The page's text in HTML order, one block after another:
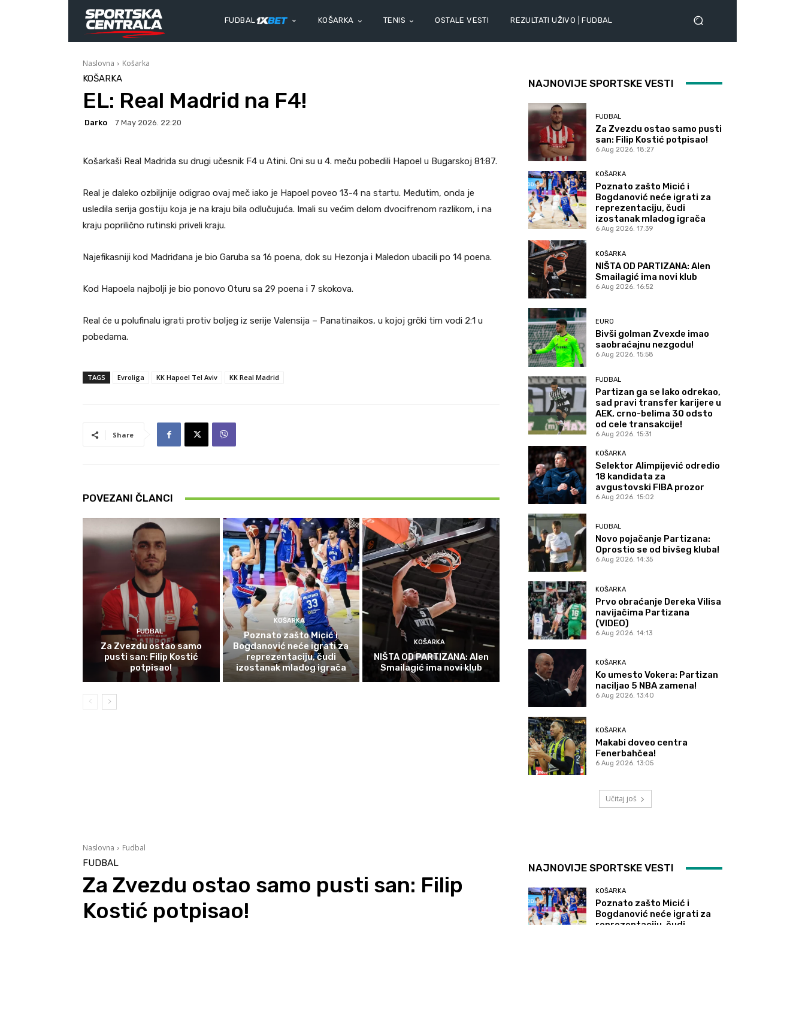
FUDBAL KOŠARKA TENIS OSTALE VESTI REZULTATI UŽIVO | FUDBAL
Naslovna Košarka
KOŠARKA
EL: Real Madrid na F4!
Darko 7 May 2026. 22:20
Košarkaši Real Madrida su drugi učesnik F4 u Atini. Oni su u 4. meču pobedili Hapoel u Bugarskoj 81:87.
Real je daleko ozbiljnije odigrao ovaj meč iako je Hapoel poveo 13-4 na startu. Međutim, onda je
usledila serija gostiju koja je na kraju bila odlučujuća. Imali su većim delom dvocifrenom razlikom, i na
kraju poprilično rutinski priveli kraju.
Najefikasniji kod Madriđana je bio Garuba sa 16 poena, dok su Hezonja i Maledon ubacili po 14 poena.
Kod Hapoela najbolji je bio ponovo Oturu sa 29 poena i 7 skokova.
Real će u polufinalu igrati protiv boljeg iz serije Valensija – Panatinaikos, u kojoj grčki tim vodi 2:1 u
pobedama.
TAGS Evroliga KK Hapoel Tel Aviv KK Real Madrid
Share
POVEZANI ČLANCI
FUDBAL
Za Zvezdu ostao samo
pusti san: Filip Kostić
potpisao!
KOŠARKA
Poznato zašto Micić i
Bogdanović neće igrati za
reprezentaciju, čudi
izostanak mladog igrača
KOŠARKA
NIŠTA OD PARTIZANA: Alen
Smailagić ima novi klub
NAJNOVIJE SPORTSKE VESTI
FUDBAL
Za Zvezdu ostao samo pusti
san: Filip Kostić potpisao!
6 Aug 2026. 18:27
KOŠARKA
Poznato zašto Micić i
Bogdanović neće igrati za
reprezentaciju, čudi
izostanak mladog igrača
6 Aug 2026. 17:39
KOŠARKA
NIŠTA OD PARTIZANA: Alen
Smailagić ima novi klub
6 Aug 2026. 16:52
EURO
Bivši golman Zvexde imao
saobraćajnu nezgodu!
6 Aug 2026. 15:58
FUDBAL
Partizan ga se lako odrekao,
sad pravi transfer karijere u
AEK, crno-belima 30 odsto
od cele transakcije!
6 Aug 2026. 15:31
KOŠARKA
Selektor Alimpijević odredio
18 kandidata za
avgustovski FIBA prozor
6 Aug 2026. 15:02
FUDBAL
Novo pojačanje Partizana:
Oprostio se od bivšeg kluba!
6 Aug 2026. 14:35
KOŠARKA
Prvo obraćanje Dereka Vilisa
navijačima Partizana
(VIDEO)
6 Aug 2026. 14:13
KOŠARKA
Ko umesto Vokera: Partizan
naciljao 5 NBA zamena!
6 Aug 2026. 13:40
KOŠARKA
Makabi doveo centra
Fenerbahčea!
6 Aug 2026. 13:05
Učitaj još